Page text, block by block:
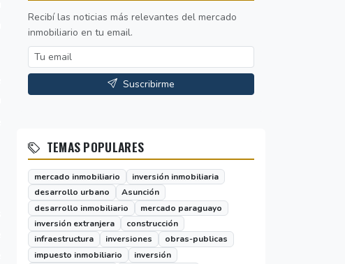
Recibí las noticias más relevantes del mercado
inmobiliario en tu email.
Suscribirme
TEMAS POPULARES
mercado inmobiliario
inversión inmobiliaria
desarrollo urbano
Asunción
desarrollo inmobiliario
mercado paraguayo
inversión extranjera
construcción
infraestructura
inversiones
obras-publicas
impuesto inmobiliario
inversión